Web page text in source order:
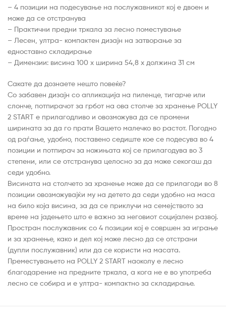
– 4 позиции на подесување на послужавникот кој е двоен и
може да се отстранува
– Практични предни тркала за лесно поместување
– Лесен, ултра- компактен дизајн на затворање за
едноставно складирање
– Димензии: висина 100 x ширина 54,8 x должина 31 см
Сакате да дознаете нешто повеќе?
Со забавен дизајн со апликација на пиленце, тигарче или
слонче, потпирачот за грбот на ова столче за хранење POLLY
2 START е прилагодливо и овозможува да се промени
ширината за да го прати Вашето малечко во растот. Погодно
од раѓање, удобно, поставено седиште кое се подесува во 4
позиции и потпирач за ножињата кој се прилагодува во 3
степени, или се отстранува целосно за да може секогаш да
седи удобно.
Висината на столчето за хранење може да се прилагоди во 8
позиции овозможувајќи му на детето да седи удобно на маса
на било која висина, за да се приклучи на семејството за
време на јадењето што е важно за неговиот социјален развој.
Простран послужавник со 4 позиции кој е совршен за играње
и за хранење, како и дел кој може лесно да се отстрани
(дупли послужавник) или да се користи на масата.
Преместувањето на POLLY 2 START наоколу е лесно
благодарение на предните тркала, а кога не е во употреба
лесно се собира и е ултра- компактно за складирање.